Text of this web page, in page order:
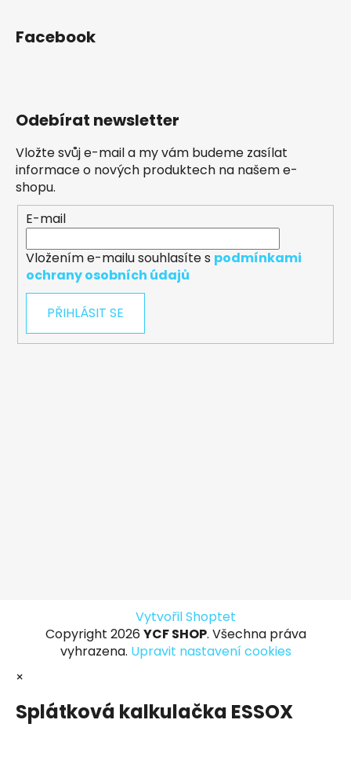
Facebook
Odebírat newsletter
Vložte svůj e-mail a my vám budeme zasílat
informace o nových produktech na našem e-
shopu.
E-mail
Vložením e-mailu souhlasíte s podmínkami
ochrany osobních údajů
PŘIHLÁSIT SE
Vytvořil Shoptet
Copyright 2026 YCF SHOP. Všechna práva
vyhrazena. Upravit nastavení cookies
×
Splátková kalkulačka ESSOX